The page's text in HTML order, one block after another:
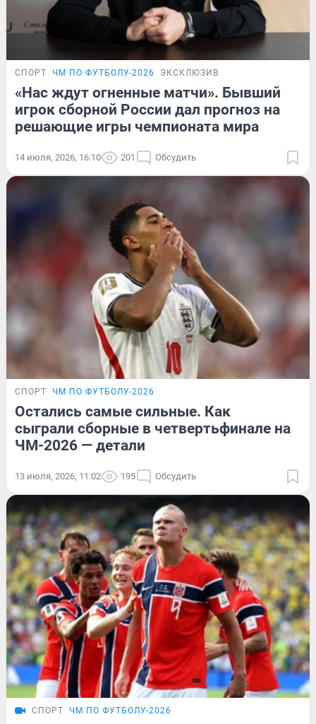
СПОРТ ЧМ ПО ФУТБОЛУ-2026 ЭКСКЛЮЗИВ
«Нас ждут огненные матчи». Бывший
игрок сборной России дал прогноз на
решающие игры чемпионата мира
14 июля, 2026, 16:10 201 Обсудить
СПОРТ ЧМ ПО ФУТБОЛУ-2026
Остались самые сильные. Как
сыграли сборные в четвертьфинале на
ЧМ-2026 — детали
13 июля, 2026, 11:02 195 Обсудить
СПОРТ ЧМ ПО ФУТБОЛУ-2026